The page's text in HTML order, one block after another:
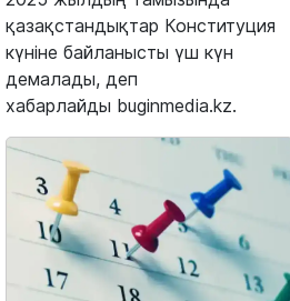
қазақстандықтар Конституция
күніне байланысты үш күн
демалады, деп
хабарлайды buginmedia.kz.